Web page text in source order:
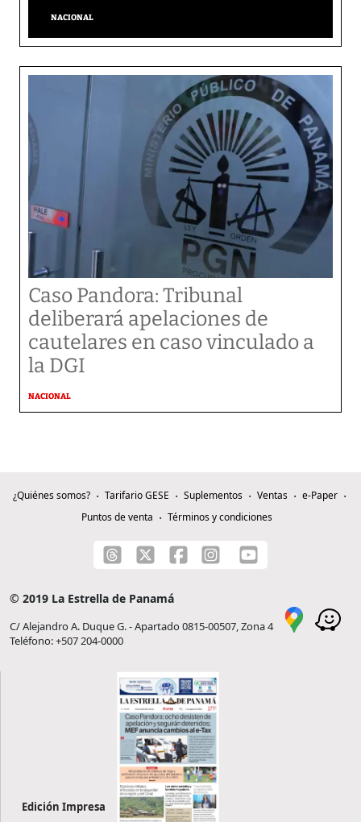
NACIONAL
Caso Pandora: Tribunal
deliberará apelaciones de
cautelares en caso vinculado a
la DGI
NACIONAL
¿Quiénes somos? Tarifario GESE Suplementos Ventas
e-Paper
Puntos de venta
Términos y condiciones
© 2019 La Estrella de Panamá
C/ Alejandro A. Duque G. - Apartado 0815-00507, Zona 4
Teléfono: +507 204-0000
Edición Impresa